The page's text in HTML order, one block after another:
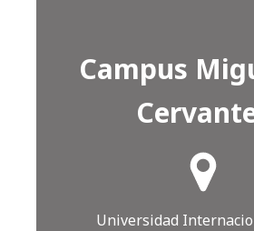
Campus
Universidad
¿Cómo
Click AQUÍ